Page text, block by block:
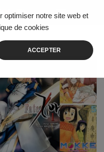
optimiser notre site web et
de cookies
ACCEPTER